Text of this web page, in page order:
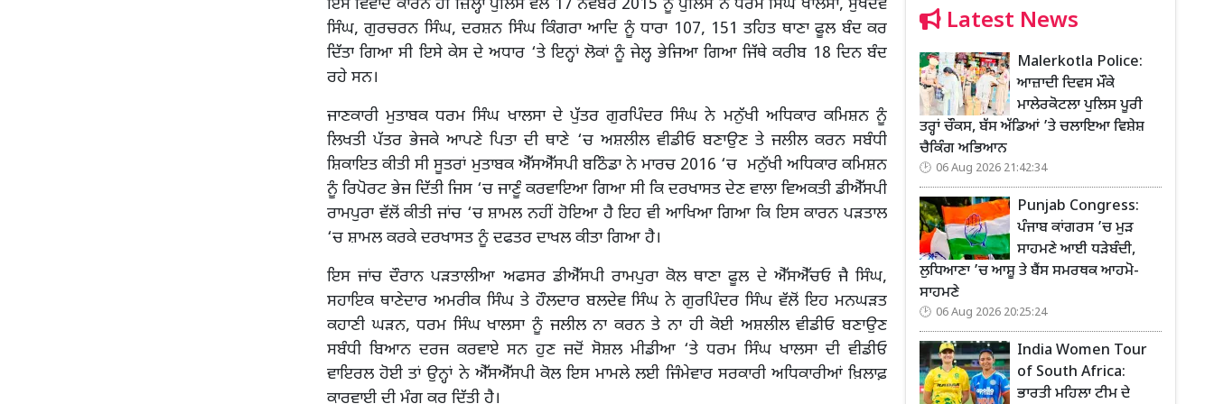
ਇਸ ਵਿਵਾਦ ਕਾਰਨ ਹੀ ਜ਼ਿਲ੍ਹਾ ਪੁਲਿਸ ਵੱਲੋਂ 17 ਨਵੰਬਰ 2015 ਨੂੰ ਪੁਲਿਸ ਨੇ ਧਰਮ ਸਿੰਘ ਖਾਲਸਾ, ਸੁਖਦੇਵ
ਸਿੰਘ, ਗੁਰਚਰਨ ਸਿੰਘ, ਦਰਸ਼ਨ ਸਿੰਘ ਕਿੰਗਰਾ ਆਦਿ ਨੂੰ ਧਾਰਾ 107, 151 ਤਹਿਤ ਥਾਣਾ ਫੂਲ ਬੰਦ ਕਰ
ਦਿੱਤਾ ਗਿਆ ਸੀ ਇਸੇ ਕੇਸ ਦੇ ਅਧਾਰ ‘ਤੇ ਇਨ੍ਹਾਂ ਲੋਕਾਂ ਨੂੰ ਜੇਲ੍ਹ ਭੇਜਿਆ ਗਿਆ ਜਿੱਥੇ ਕਰੀਬ 18 ਦਿਨ ਬੰਦ
ਰਹੇ ਸਨ।
ਜਾਣਕਾਰੀ ਮੁਤਾਬਕ ਧਰਮ ਸਿੰਘ ਖਾਲਸਾ ਦੇ ਪੁੱਤਰ ਗੁਰਪਿੰਦਰ ਸਿੰਘ ਨੇ ਮਨੁੱਖੀ ਅਧਿਕਾਰ ਕਮਿਸ਼ਨ ਨੂੰ
ਲਿਖਤੀ ਪੱਤਰ ਭੇਜਕੇ ਆਪਣੇ ਪਿਤਾ ਦੀ ਥਾਣੇ ‘ਚ ਅਸ਼ਲੀਲ ਵੀਡੀਓ ਬਣਾਉਣ ਤੇ ਜਲੀਲ ਕਰਨ ਸਬੰਧੀ
ਸ਼ਿਕਾਇਤ ਕੀਤੀ ਸੀ ਸੂਤਰਾਂ ਮੁਤਾਬਕ ਐੱਸਐੱਸਪੀ ਬਠਿੰਡਾ ਨੇ ਮਾਰਚ 2016 ‘ਚ ਮਨੁੱਖੀ ਅਧਿਕਾਰ ਕਮਿਸ਼ਨ
ਨੂੰ ਰਿਪੋਰਟ ਭੇਜ ਦਿੱਤੀ ਜਿਸ ‘ਚ ਜਾਣੂੰ ਕਰਵਾਇਆ ਗਿਆ ਸੀ ਕਿ ਦਰਖਾਸਤ ਦੇਣ ਵਾਲਾ ਵਿਅਕਤੀ ਡੀਐੱਸਪੀ
ਰਾਮਪੁਰਾ ਵੱਲੋਂ ਕੀਤੀ ਜਾਂਚ ‘ਚ ਸ਼ਾਮਲ ਨਹੀਂ ਹੋਇਆ ਹੈ ਇਹ ਵੀ ਆਖਿਆ ਗਿਆ ਕਿ ਇਸ ਕਾਰਨ ਪੜਤਾਲ
‘ਚ ਸ਼ਾਮਲ ਕਰਕੇ ਦਰਖਾਸਤ ਨੂੰ ਦਫਤਰ ਦਾਖਲ ਕੀਤਾ ਗਿਆ ਹੈ।
ਇਸ ਜਾਂਚ ਦੌਰਾਨ ਪੜਤਾਲੀਆ ਅਫਸਰ ਡੀਐੱਸਪੀ ਰਾਮਪੁਰਾ ਕੋਲ ਥਾਣਾ ਫੂਲ ਦੇ ਐੱਸਐੱਚਓ ਜੈ ਸਿੰਘ,
ਸਹਾਇਕ ਥਾਣੇਦਾਰ ਅਮਰੀਕ ਸਿੰਘ ਤੇ ਹੌਲਦਾਰ ਬਲਦੇਵ ਸਿੰਘ ਨੇ ਗੁਰਪਿੰਦਰ ਸਿੰਘ ਵੱਲੋਂ ਇਹ ਮਨਘੜਤ
ਕਹਾਣੀ ਘੜਨ, ਧਰਮ ਸਿੰਘ ਖਾਲਸਾ ਨੂੰ ਜਲੀਲ ਨਾ ਕਰਨ ਤੇ ਨਾ ਹੀ ਕੋਈ ਅਸ਼ਲੀਲ ਵੀਡੀਓ ਬਣਾਉਣ
ਸਬੰਧੀ ਬਿਆਨ ਦਰਜ ਕਰਵਾਏ ਸਨ ਹੁਣ ਜਦੋਂ ਸੋਸ਼ਲ ਮੀਡੀਆ ‘ਤੇ ਧਰਮ ਸਿੰਘ ਖਾਲਸਾ ਦੀ ਵੀਡੀਓ
ਵਾਇਰਲ ਹੋਈ ਤਾਂ ਉਨ੍ਹਾਂ ਨੇ ਐੱਸਐੱਸਪੀ ਕੋਲ ਇਸ ਮਾਮਲੇ ਲਈ ਜਿੰਮੇਵਾਰ ਸਰਕਾਰੀ ਅਧਿਕਾਰੀਆਂ ਖ਼ਿਲਾਫ਼
ਕਾਰਵਾਈ ਦੀ ਮੰਗ ਕਰ ਦਿੱਤੀ ਹੈ।
Latest News
Malerkotla Police:
ਆਜ਼ਾਦੀ ਦਿਵਸ ਮੌਕੇ
ਮਾਲੇਰਕੋਟਲਾ ਪੁਲਿਸ ਪੂਰੀ
ਤਰ੍ਹਾਂ ਚੌਕਸ, ਬੱਸ ਅੱਡਿਆਂ ’ਤੇ ਚਲਾਇਆ ਵਿਸ਼ੇਸ਼
ਚੈਕਿੰਗ ਅਭਿਆਨ
06 Aug 2026 21:42:34
Punjab Congress:
ਪੰਜਾਬ ਕਾਂਗਰਸ ’ਚ ਮੁੜ
ਸਾਹਮਣੇ ਆਈ ਧੜੇਬੰਦੀ,
ਲੁਧਿਆਣਾ ’ਚ ਆਸ਼ੂ ਤੇ ਬੈਂਸ ਸਮਰਥਕ ਆਹਮੋ-
ਸਾਹਮਣੇ
06 Aug 2026 20:25:24
India Women Tour
of South Africa:
ਭਾਰਤੀ ਮਹਿਲਾ ਟੀਮ ਦੇ